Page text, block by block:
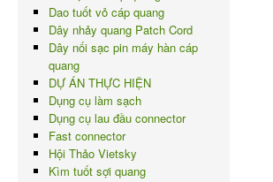
Dao tuốt vỏ cáp quang
Dây nhảy quang Patch Cord
Dây nối sạc pin máy hàn cáp
quang
DỰ ÁN THỰC HIỆN
Dụng cụ làm sạch
Dụng cụ lau đầu connector
Fast connector
Hội Thảo Vietsky
Kìm tuốt sợi quang